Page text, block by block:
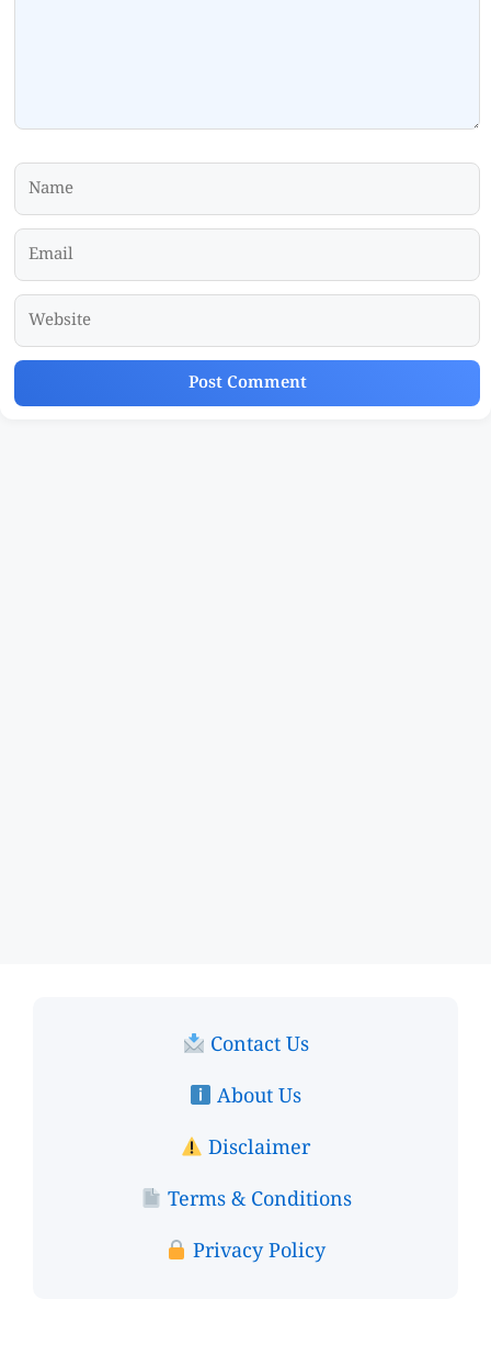
Name
Email
Website
Contact Us
About Us
Disclaimer
Terms & Conditions
Privacy Policy